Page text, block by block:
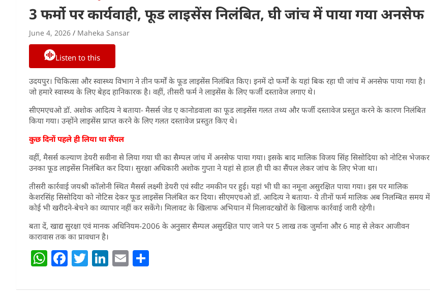
3 फर्मो पर कार्यवाही, फूड लाइसेंस निलंबित, घी जांच में पाया गया अनसेफ
June 4, 2026 Maheka Sansar
Listen to this
उदयपुर। चिकित्सा और स्वास्थ्य विभाग ने तीन फर्मों के फूड लाइसेंस निलंबित किए। इनमें दो फर्मों के यहां बिक रहा घी जांच में अनसेफ पाया गया है।
जो हमारे स्वास्थ्य के लिए बेहद हानिकारक है। वहीं, तीसरी फर्म ने लाइसेंस के लिए फर्जी दस्तावेज लगाए थे।
सीएमएचओ डॉ. अशोक आदित्य ने बताया- मैसर्स जेड ए कानोडवाला का फूड लाइसेंस गलत तथ्य और फर्जी दस्तावेज प्रस्तुत करने के कारण निलंबित
किया गया। उन्होंने लाइसेंस प्राप्त करने के लिए गलत दस्तावेज प्रस्तुत किए थे।
कुछ दिनों पहले ही लिया था सैंपल
वहीं, मैसर्स कल्याण डेयरी सवीना से लिया गया घी का सैम्पल जांच में अनसेफ पाया गया। इसके बाद मालिक विजय सिंह सिसोदिया को नोटिस भेजकर
उनका फूड लाइसेंस निलंबित कर दिया। सुरक्षा अधिकारी अशोक गुप्ता ने यहां से हाल ही घी का सैंपल लेकर जांच के लिए भेजा था।
तीसरी कार्रवाई जयश्री कॉलोनी स्थित मैसर्स लक्ष्मी डेयरी एवं स्वीट नमकीन पर हुई। यहां भी घी का नमूना असुरक्षित पाया गया। इस पर मालिक
केशरसिंह सिसोदिया को नोटिस देकर फूड लाइसेंस निलंबित कर दिया। सीएमएचओ डॉ. आदित्य ने बताया- ये तीनों फर्म मालिक अब निलम्बित समय में
कोई भी खरीदने-बेचने का व्यापार नहीं कर सकेंगे। मिलावट के खिलाफ अभियान में मिलावटखोरों के खिलाफ कार्रवाई जारी रहेगी।
बता दें, खाद्य सुरक्षा एवं मानक अधिनियम-2006 के अनुसार सैम्पल असुरक्षित पाए जाने पर 5 लाख तक जुर्माना और 6 माह से लेकर आजीवन
कारावास तक का प्रावधान है।
W
at
F
c
T
itt
Li
k
E
ai ar